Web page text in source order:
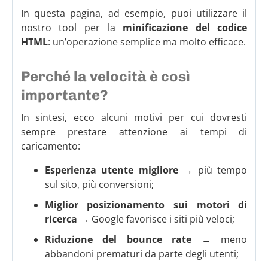
In questa pagina, ad esempio, puoi utilizzare il
nostro tool per la minificazione del codice
HTML: un’operazione semplice ma molto efficace.
Perché la velocità è così
importante?
In sintesi, ecco alcuni motivi per cui dovresti
sempre prestare attenzione ai tempi di
caricamento:
Esperienza utente migliore→ più tempo
sul sito, più conversioni;
Miglior posizionamento sui motori di
ricerca → Google favorisce i siti più veloci;
Riduzione del bounce rate → meno
abbandoni prematuri da parte degli utenti;